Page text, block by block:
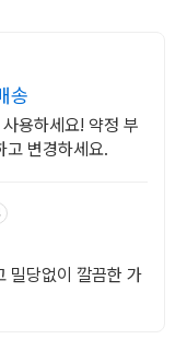
송
용하세요! 약정 부
고 변경하세요.